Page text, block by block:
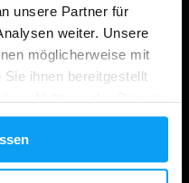
unsere Partner für
weiter. Unsere
möglicherweise mit
ihnen bereitgestellt